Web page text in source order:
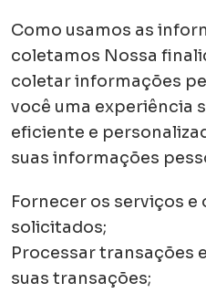
Como usamos as
coletamos Nossa
coletar informações
você uma experiência
eficiente e
suas informações
Fornecer os serviços
solicitados;
Processar transações
suas transações;